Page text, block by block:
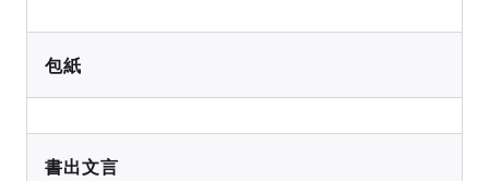
包紙
書出文言